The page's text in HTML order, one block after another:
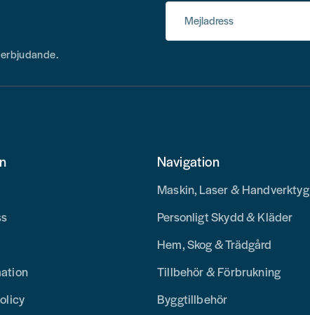
Mejladress
Navigation
Maskin, Laser & Handverktyg
Personligt Skydd & Kläder
Hem, Skog & Trädgård
Tillbehör & Förbrukning
Byggtillbehör